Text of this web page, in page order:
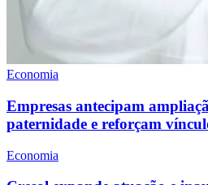
Economia
Empresas antecipam
paternidade e reforçam
Economia